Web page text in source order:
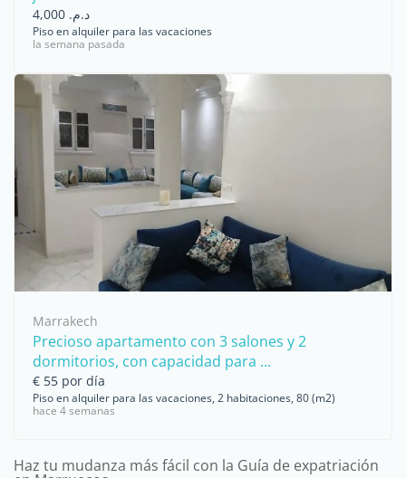
د.م. 4,000
Piso en alquiler para las vacaciones
la semana pasada
Marrakech
Precioso apartamento con 3 salones y 2
dormitorios, con capacidad para ...
€ 55 por día
Piso en alquiler para las vacaciones, 2 habitaciones, 80 (m2)
hace 4 semanas
Haz tu mudanza más fácil con la Guía de expatriación